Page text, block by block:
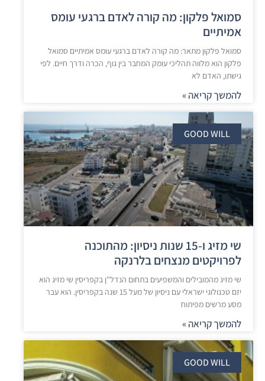
סמואל פלקון: מה קורה לאדם ברגעי עומס
אמיתיים
סמואל פלקון מתאר: מה קורה לאדם ברגעי עומס אמיתיים סמואל
פלקון הוא מלווה תהליכי עומק המחבר בין גוף, הכרה ודרך חיים. לפי
גישתו, האדם לא
להמשך קריאה »
GOOD WILL
שי מזיג ו-15 שנות ניסיון: מהתוכנה
לפרויקטים מנצחים בלרנקה
שי מזיג מהמובילים והמשפיעים בתחום הנדל"ן בקפריסין שי מזיג הוא
יזם טכנולוגי ישראלי עם ניסיון של מעל 15 שנה בקפריסין. הוא עבר
מסע מרשים מפיתוח
להמשך קריאה »
GOOD WILL